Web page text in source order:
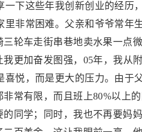
这些年我创新创业的经历，
常困难。父亲和爷爷常年
轮车走街串巷地卖水果一点
更加奋发图强，05年，我从
，而是更大的压力。由于
常有限，而且班上80%以上
同学；同时，我也不再要妈